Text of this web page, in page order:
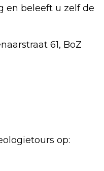
en beleeft u zelf de
61, BoZ
op: